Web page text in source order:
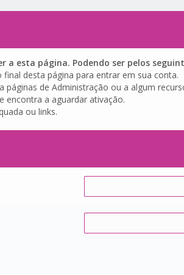
esta página. Podendo ser pelos
desta página para entrar em sua conta.
de Administração ou a algum
encontra a aguardar ativação.
ou links.